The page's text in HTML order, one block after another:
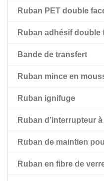
Ruban en mousse
Ruban en mousse
Ruban PET double
Ruban adhésif
Ruban adhésif noir
compagnie avec
Ruban adhésif double
Bande de transfert
Ruban mince en
Ruban ignifuge
Ruban d’interrupteur
Ruban de maintien
Ruban en fibre de